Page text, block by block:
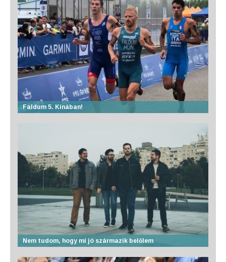
Faldum 5. Kínában!
Nem tudom, hogy mi jó származik belőlem